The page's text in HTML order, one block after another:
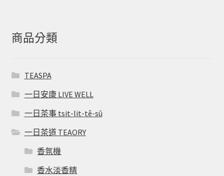
商品分類
TEASPA
一日安康 LIVE WELL
一日茶事 tsit-lit-tê-sū
一日茶道 TEAORY
香氛機
香水淡香精